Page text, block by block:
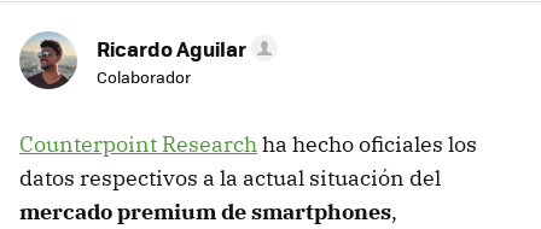
Ricardo Aguilar
Colaborador
Counterpoint Researchha hecho oficiales los
datos respectivos a la actual situación del
mercado premium de smartphones,